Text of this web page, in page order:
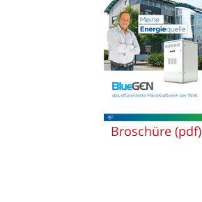
Broschüre (pdf)